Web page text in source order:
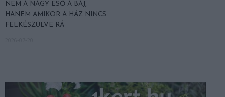
NEM A NAGY ESŐ A BAJ,
HANEM AMIKOR A HÁZ NINCS
FELKÉSZÜLVE RÁ